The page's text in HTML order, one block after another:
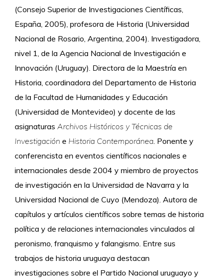
(Consejo Superior de Investigaciones Científicas,
España, 2005), profesora de Historia (Universidad
Nacional de Rosario, Argentina, 2004). Investigadora,
nivel 1, de la Agencia Nacional de Investigación e
Innovación (Uruguay). Directora de la Maestría en
Historia, coordinadora del Departamento de Historia
de la Facultad de Humanidades y Educación
(Universidad de Montevideo) y docente de las
asignaturas Archivos Históricos y Técnicas de
Investigación e Historia Contemporánea . Ponente y
conferencista en eventos científicos nacionales e
internacionales desde 2004 y miembro de proyectos
de investigación en la Universidad de Navarra y la
Universidad Nacional de Cuyo (Mendoza). Autora de
capítulos y artículos científicos sobre temas de historia
política y de relaciones internacionales vinculados al
peronismo, franquismo y falangismo. Entre sus
trabajos de historia uruguaya destacan
investigaciones sobre el Partido Nacional uruguayo y